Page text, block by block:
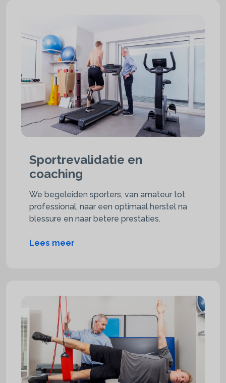
Sportrevalidatie en
coaching
We begeleiden sporters, van amateur tot
professional, naar een optimaal herstel na
blessure en naar betere prestaties.
Lees meer